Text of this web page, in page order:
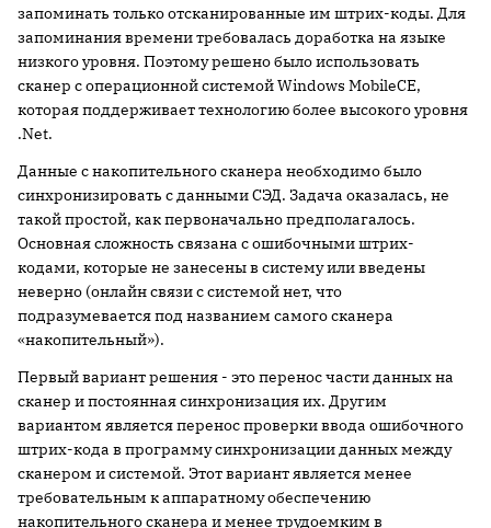
запоминать только отсканированные им штрих-коды. Для
запоминания времени требовалась доработка на языке
низкого уровня. Поэтому решено было использовать
сканер с операционной системой Windows MobileCE,
которая поддерживает технологию более высокого уровня
.Net.
Данные с накопительного сканера необходимо было
синхронизировать с данными СЭД. Задача оказалась, не
такой простой, как первоначально предполагалось.
Основная сложность связана с ошибочными штрих-
кодами, которые не занесены в систему или введены
неверно (онлайн связи с системой нет, что
подразумевается под названием самого сканера
«накопительный»).
Первый вариант решения - это перенос части данных на
сканер и постоянная синхронизация их. Другим
вариантом является перенос проверки ввода ошибочного
штрих-кода в программу синхронизации данных между
сканером и системой. Этот вариант является менее
требовательным к аппаратному обеспечению
накопительного сканера и менее трудоемким в